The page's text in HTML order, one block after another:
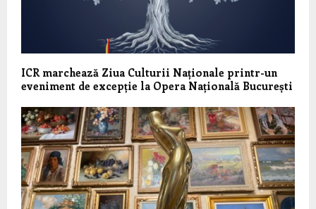
ICR marchează Ziua Culturii Naționale printr-un
eveniment de excepție la Opera Națională București